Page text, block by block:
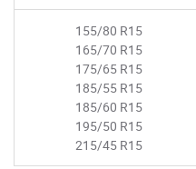
155/80 R15
165/70 R15
175/65 R15
185/55 R15
185/60 R15
195/50 R15
215/45 R15